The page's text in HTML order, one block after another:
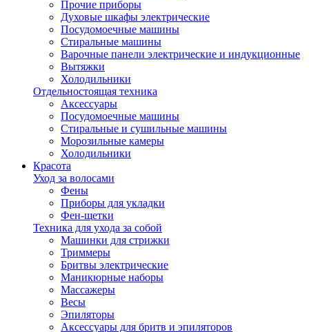
Прочие приборы
Духовые шкафы электрические
Посудомоечные машины
Стиральные машины
Варочные панели электрические и индукционные
Вытяжки
Холодильники
Отдельностоящая техника
Аксессуары
Посудомоечные машины
Стиральные и сушильные машины
Морозильные камеры
Холодильники
Красота
Уход за волосами
Фены
Приборы для укладки
Фен-щетки
Техника для ухода за собой
Машинки для стрижки
Триммеры
Бритвы электрические
Маникюрные наборы
Массажеры
Весы
Эпиляторы
Аксессуары для бритв и эпиляторов